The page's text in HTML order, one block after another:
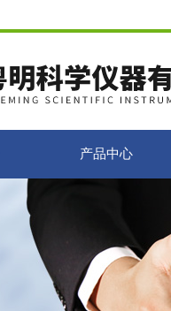
产品中心